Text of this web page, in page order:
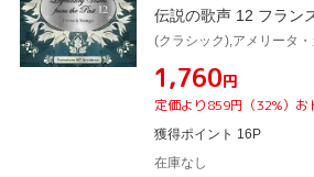
伝説の歌声 12 フラン
¥1,760円
定価より859円（32%）お
獲得ポイント 16P
在庫なし